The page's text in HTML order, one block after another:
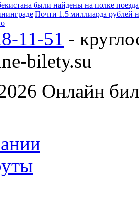
были найдены на полке поезда
Почти 1.5 миллиарда рублей
11-51 -
bilety.su
Онлайн